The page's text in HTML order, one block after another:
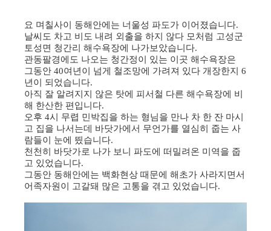
요 며칠사이 동해안에는 너울성 파도가 이어졌습니다.
날씨도 차고 비도 내려 외출을 하지 않다 모처럼 고성군
토성면 청간리 해수욕장에 나가보았습니다.
관동팔경에도 나오는 청간정이 있는 이곳 해수욕장은
그동안 40여년이 넘게 철조망에 가려져 있다 개장한지 6
년이 되었습니다.
아직 잘 알려지지 않은 탓에 피서철 다른 해수욕장에 비
해 한산한 편입니다.
오후 4시 무렵 민박집을 하는 형님을 만나 차 한 잔 마시
고 집을 나서는데 바닷가에서 무언가를 열심히 줍는 사
람들이 눈에 띘습니다.
천천히 바닷가로 나가 보니 파도에 떠밀려온 미역을 줍
고 있었습니다.
그동안 동해안에는 백화현상 때문에 해초가 사라지면서
어족자원이 고갈돼 많은 고통을 겪고 있었습니다.